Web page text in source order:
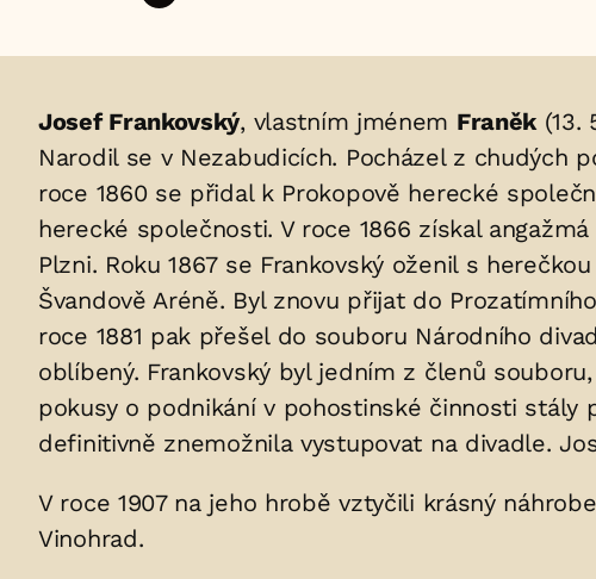
Životopis
osoby/osob
uložených
v
hrobu:
Josef Frankovský, vlastním jménem Franěk(13.
Narodil se v Nezabudicích. Pocházel z chudých
roce 1860 se přidal k Prokopově herecké
herecké společnosti. V roce 1866 získal
Plzni. Roku 1867 se Frankovský oženil s
Švandově Aréně. Byl znovu přijat do
roce 1881 pak přešel do souboru Národního
oblíbený. Frankovský byl jedním z členů
pokusy o podnikání v pohostinské činnosti stály
definitivně znemožnila vystupovat na divadle.
V roce 1907 na jeho hrobě vztyčili krásný
Vinohrad.